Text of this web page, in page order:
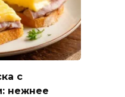
с
нежнее